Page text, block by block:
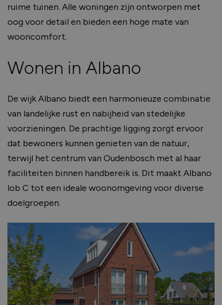
ruime tuinen. Alle woningen zijn ontworpen met
oog voor detail en bieden een hoge mate van
wooncomfort.
Wonen in Albano
De wijk Albano biedt een harmonieuze combinatie
van landelijke rust en nabijheid van stedelijke
voorzieningen. De prachtige ligging zorgt ervoor
dat bewoners kunnen genieten van de natuur,
terwijl het centrum van Oudenbosch met al haar
faciliteiten binnen handbereik is. Dit maakt Albano
lob C tot een ideale woonomgeving voor diverse
doelgroepen.